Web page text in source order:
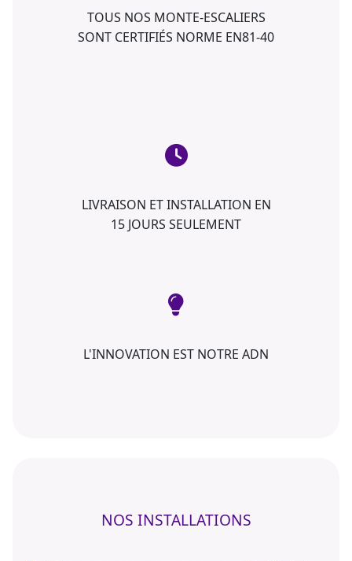
TOUS NOS MONTE-ESCALIERS
SONT CERTIFIÉS NORME EN81-40
LIVRAISON ET INSTALLATION EN
15 JOURS SEULEMENT
L'INNOVATION EST NOTRE ADN
NOS INSTALLATIONS